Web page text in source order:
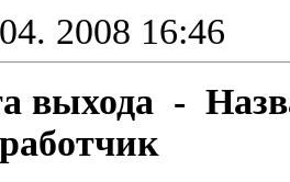
2008 16:46
выхода -